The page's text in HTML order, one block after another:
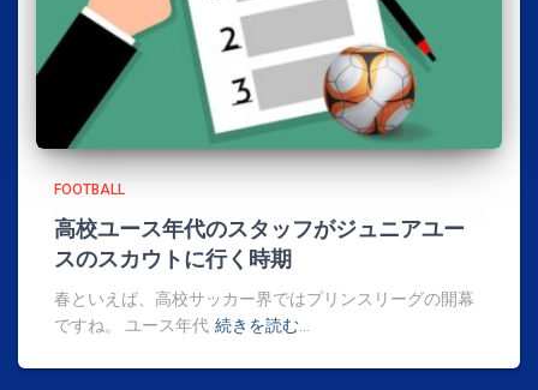
FOOTBALL
高校ユース年代のスタッフがジュニアユー
スのスカウトに行く時期
春といえば、高校サッカー界ではプリンスリーグの開幕
ですね。 ユース年代 続きを読む…